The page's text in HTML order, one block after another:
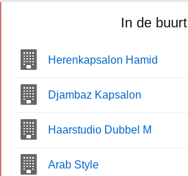
In de buurt
Herenkapsalon Hamid
Djambaz Kapsalon
Haarstudio Dubbel M
Arab Style